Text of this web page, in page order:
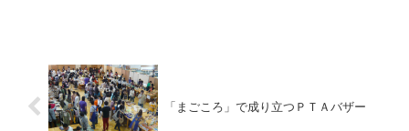
「まごころ」で成り立つＰＴＡバザー